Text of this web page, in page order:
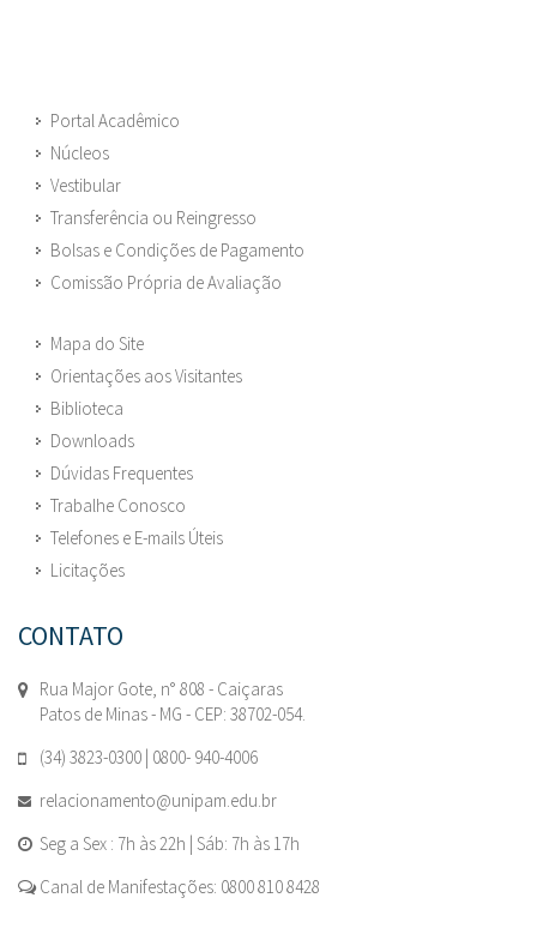
Portal Acadêmico
Núcleos
Vestibular
Transferência ou Reingresso
Bolsas e Condições de Pagamento
Comissão Própria de Avaliação
Mapa do Site
Orientações aos Visitantes
Biblioteca
Downloads
Dúvidas Frequentes
Trabalhe Conosco
Telefones e E-mails Úteis
Licitações
CONTATO
Rua Major Gote, n° 808 - Caiçaras
Patos de Minas - MG - CEP: 38702-054.
(34) 3823-0300 | 0800- 940-4006
relacionamento@unipam.edu.br
Seg a Sex : 7h às 22h | Sáb: 7h às 17h
Canal de Manifestações: 0800 810 8428